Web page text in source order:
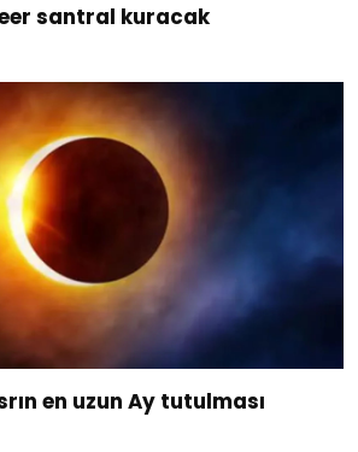
santral kuracak
en uzun Ay tutulması